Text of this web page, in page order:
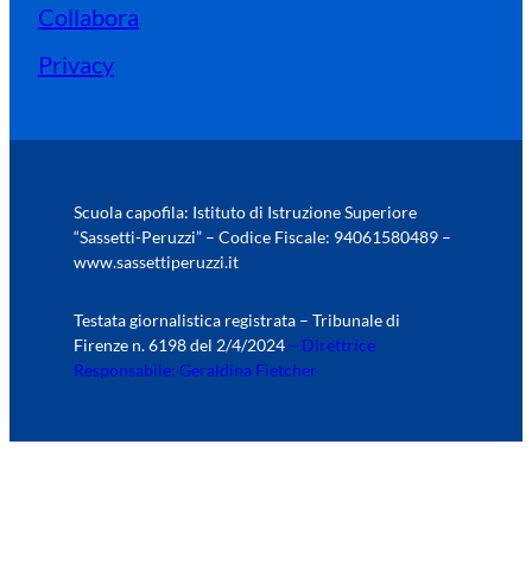
Collabora
Privacy
Scuola capofila: Istituto di Istruzione Superiore
“Sassetti-Peruzzi” – Codice Fiscale: 94061580489 –
www.sassettiperuzzi.it
Testata giornalistica registrata – Tribunale di
Firenze n. 6198 del 2/4/2024 – Direttrice
Responsabile: Geraldina Fietcher